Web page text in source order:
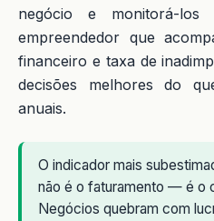
negócio e monitorá-los
empreendedor que
financeiro e taxa de
decisões melhores do
anuais.
O indicador mais
não é o faturamento — é o
Negócios quebram com